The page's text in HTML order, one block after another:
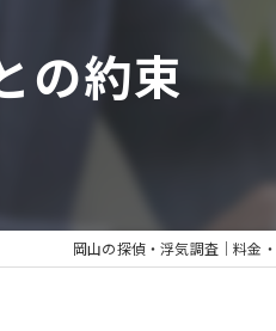
の約束
岡山の探偵・浮気調査｜料金